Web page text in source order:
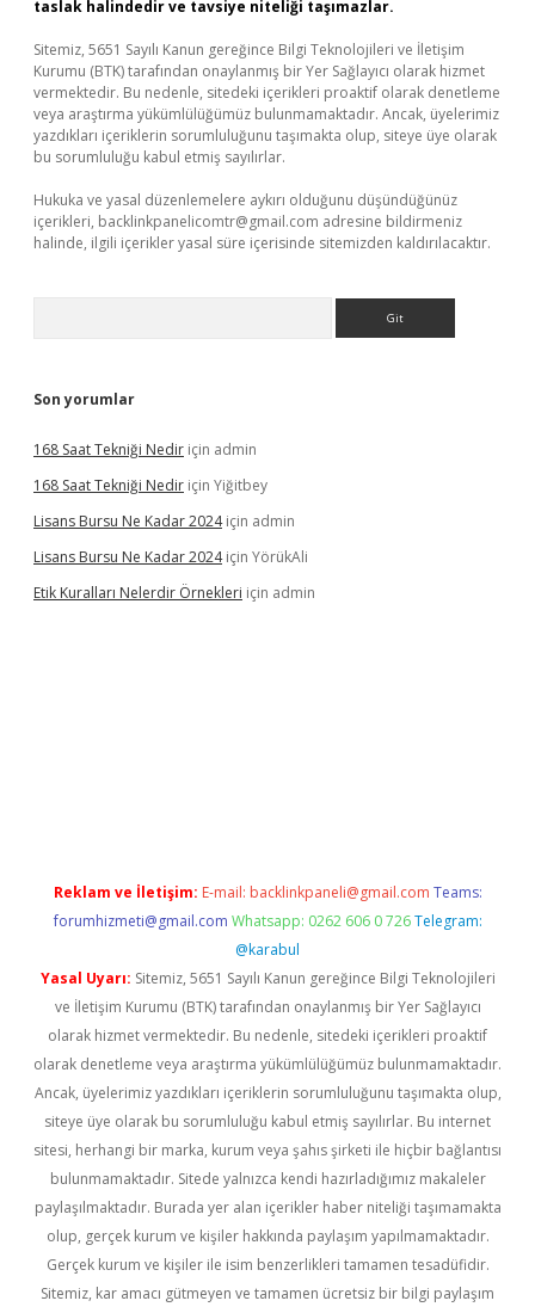
taslak halindedir ve tavsiye niteliği taşımazlar.
Sitemiz, 5651 Sayılı Kanun gereğince Bilgi Teknolojileri ve İletişim
Kurumu (BTK) tarafından onaylanmış bir Yer Sağlayıcı olarak hizmet
vermektedir. Bu nedenle, sitedeki içerikleri proaktif olarak denetleme
veya araştırma yükümlülüğümüz bulunmamaktadır. Ancak, üyelerimiz
yazdıkları içeriklerin sorumluluğunu taşımakta olup, siteye üye olarak
bu sorumluluğu kabul etmiş sayılırlar.
Hukuka ve yasal düzenlemelere aykırı olduğunu düşündüğünüz
içerikleri, backlinkpanelicomtr@gmail.com adresine bildirmeniz
halinde, ilgili içerikler yasal süre içerisinde sitemizden kaldırılacaktır.
Son yorumlar
168 Saat Tekniği Nedir için admin
168 Saat Tekniği Nedir için Yiğitbey
Lisans Bursu Ne Kadar 2024için admin
Lisans Bursu Ne Kadar 2024için YörükAli
Etik Kuralları Nelerdir Örnekleri için admin
Reklam ve İletişim: E-mail: backlinkpaneli@gmail.com Teams:
forumhizmeti@gmail.com Whatsapp: 0262 606 0 726 Telegram:
@karabul
Yasal Uyarı: Sitemiz, 5651 Sayılı Kanun gereğince Bilgi Teknolojileri
ve İletişim Kurumu (BTK) tarafından onaylanmış bir Yer Sağlayıcı
olarak hizmet vermektedir. Bu nedenle, sitedeki içerikleri proaktif
olarak denetleme veya araştırma yükümlülüğümüz bulunmamaktadır.
Ancak, üyelerimiz yazdıkları içeriklerin sorumluluğunu taşımakta olup,
siteye üye olarak bu sorumluluğu kabul etmiş sayılırlar. Bu internet
sitesi, herhangi bir marka, kurum veya şahıs şirketi ile hiçbir bağlantısı
bulunmamaktadır. Sitede yalnızca kendi hazırladığımız makaleler
paylaşılmaktadır. Burada yer alan içerikler haber niteliği taşımamakta
olup, gerçek kurum ve kişiler hakkında paylaşım yapılmamaktadır.
Gerçek kurum ve kişiler ile isim benzerlikleri tamamen tesadüfidir.
Sitemiz, kar amacı gütmeyen ve tamamen ücretsiz bir bilgi paylaşım